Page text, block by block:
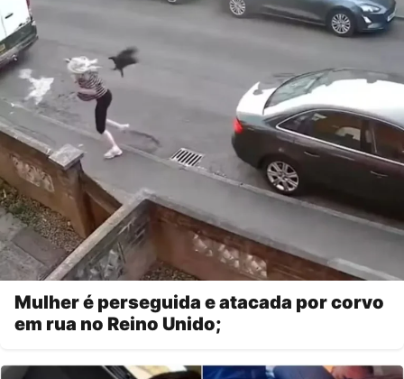
Mulher é perseguida e atacada por corvo
em rua no Reino Unido;